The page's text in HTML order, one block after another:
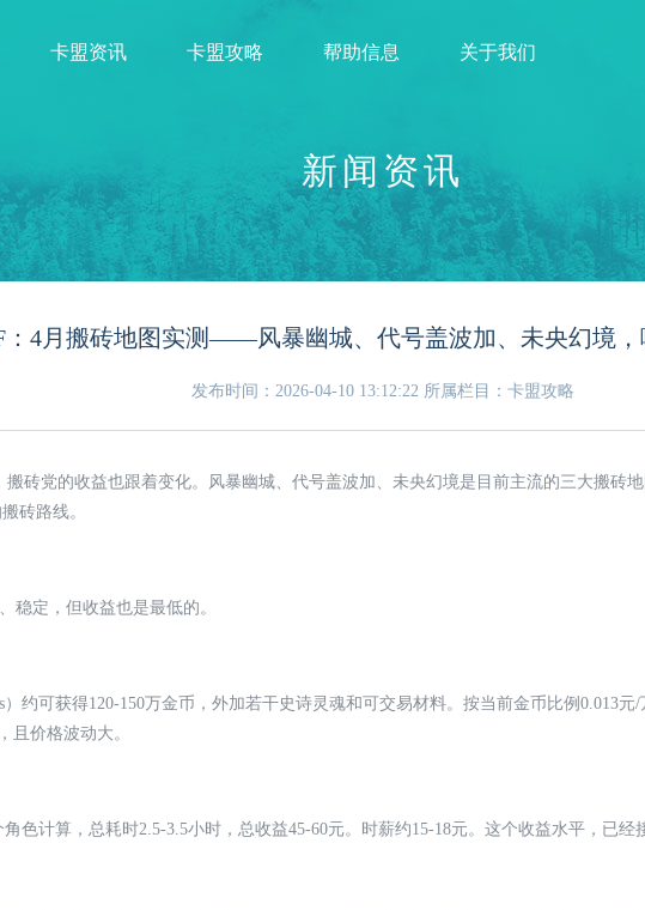
卡盟资讯 卡盟攻略 帮助信息 关于我们
新闻资讯
：4月搬砖地图实测——风暴幽城、代号盖波加、未央幻境，
发布时间：2026-04-10 13:12:22 所属栏目：卡盟攻略
砖党的收益也跟着变化。风暴幽城、代号盖波加、未央幻境是目前主流的三大搬砖
砖路线。
稳定，但收益也是最低的。
约可获得120-150万金币，外加若干史诗灵魂和可交易材料。按当前金币比例0.013
且价格波动大。
色计算，总耗时2.5-3.5小时，总收益45-60元。时薪约15-18元。这个收益水平，已经